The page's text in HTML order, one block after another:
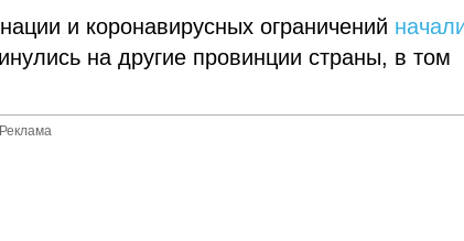
и коронавирусных ограничений
на другие провинции страны, в том
Реклама